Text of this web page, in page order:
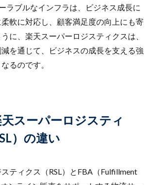
ラブルなインフラは、ビジネス成長に
軟に対応し、顧客満足度の向上にも寄
に、楽天スーパーロジスティクスは、
を通じて、ビジネスの成長を支える強
るのです。
スーパーロジスティ
）の違い
ティクス（RSL）とFBA（Fulfillment